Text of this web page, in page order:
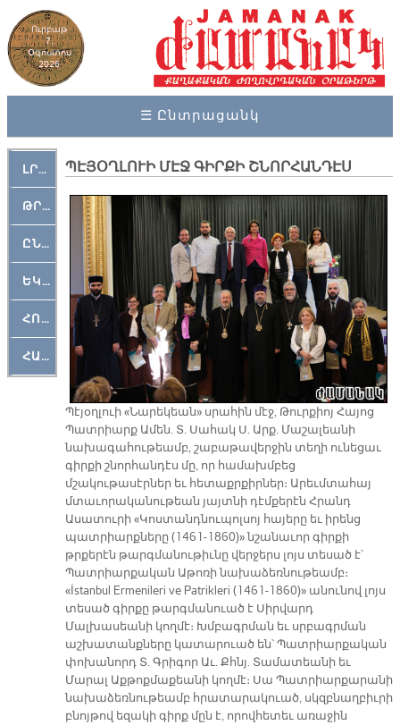
Ուրբաթ
7,
Օգոստոս
2026
☰ Ընտրացանկ
ԼՐԱՀՈՍ
ԹՐՔԱՀԱՅ ԿԵԱՆՔ
ԸՆԿԵՐԱՄՇԱԿՈՒԹԱՅԻՆ
ԵԿԵՂԵՑԱԿԱՆ
ՀՈԳԵՄՏԱՒՈՐ
ՀԱՐԹԱԿ
ՊԷՅՕՂԼՈՒԻ ՄԷՋ ԳԻՐՔԻ ՇՆՈՐՀԱՆԴԷՍ
Պէյօղլուի «Նարեկեան» սրահին մէջ, Թուրքիոյ Հայոց
Պատրիարք Ամեն. Տ. Սահակ Ս. Արք. Մաշալեանի
նախագահութեամբ, շաբաթավերջին տեղի ունեցաւ
գիրքի շնորհանդէս մը, որ համախմբեց
մշակութասէրներ եւ հետաքրքիրներ։ Արեւմտահայ
մտաւորականութեան յայտնի դէմքերէն Հրանդ
Ասատուրի «Կոստանդնուպոլսոյ հայերը եւ իրենց
պատրիարքները (1461-1860)» նշանաւոր գիրքի
թրքերէն թարգմանութիւնը վերջերս լոյս տեսած է՝
Պատրիարքական Աթոռի նախաձեռնութեամբ։
«İstanbul Ermenileri ve Patrikleri (1461-1860)» անունով լոյս
տեսած գիրքը թարգմանուած է Սիրվարդ
Մալխասեանի կողմէ։ Խմբագրման եւ սրբագրման
աշխատանքները կատարուած են՝ Պատրիարքական
փոխանորդ Տ. Գրիգոր Աւ. Քհնյ. Տամատեանի եւ
Մարալ Աքթոքմաքեանի կողմէ։ Սա Պատրիարքարանի
նախաձեռնութեամբ հրատարակուած, սկզբնաղբիւրի
բնոյթով եզակի գիրք մըն է, որովհետեւ առաջին